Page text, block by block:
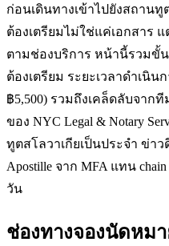
ก่อนเดินทางเข้าไปยังสถาน
ต้องเตรียมไม่ใช่แค่เอกสาร
ตามช่องบริการ หน้านี้รวมขั้
ต้องเตรียม ระยะเวลาดำเนิน
฿5,500) รวมถึงเคล็ดลับจากที
ของ NYC Legal & Notary
ทูตสโลวาเกียเป็นประจำ ข่า
Apostille จาก MFA แทน
วัน
ช่องทางจองนัดหม